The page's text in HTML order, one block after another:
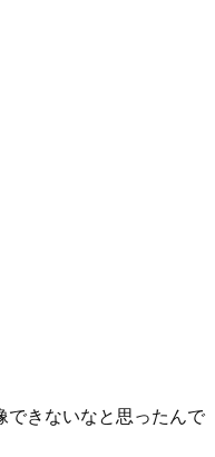
できないなと思ったんで